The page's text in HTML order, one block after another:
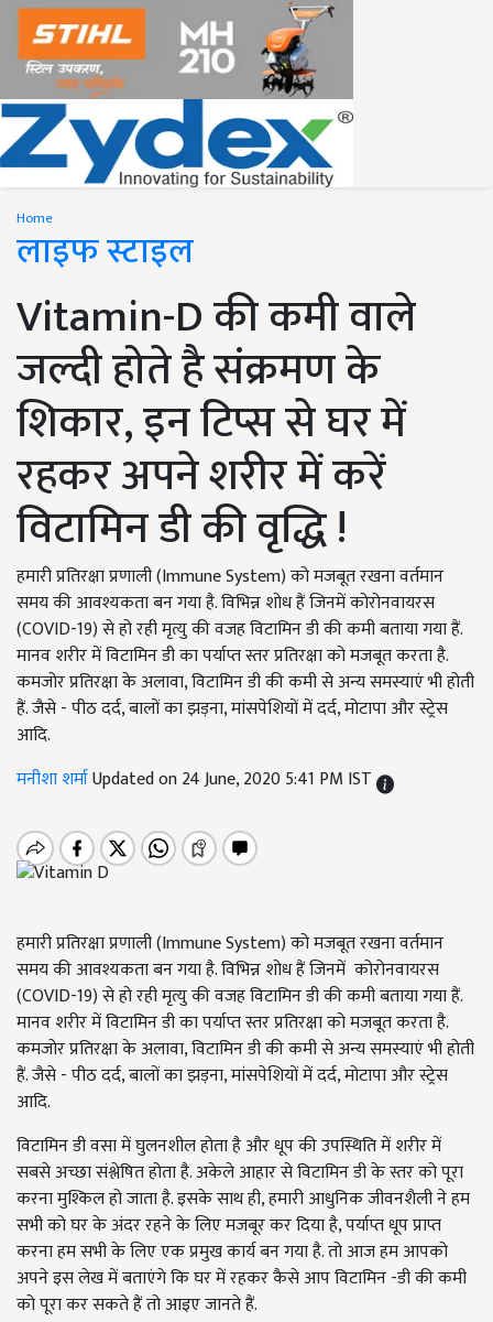
Home
लाइफ स्टाइल
Vitamin-D की कमी वाले
जल्दी होते है संक्रमण के
शिकार, इन टिप्स से घर में
रहकर अपने शरीर में करें
विटामिन डी की वृद्धि !
हमारी प्रतिरक्षा प्रणाली (Immune System) को मजबूत रखना वर्तमान
समय की आवश्यकता बन गया है. विभिन्न शोध हैं जिनमें कोरोनवायरस
(COVID-19) से हो रही मृत्यु की वजह विटामिन डी की कमी बताया गया हैं.
मानव शरीर में विटामिन डी का पर्याप्त स्तर प्रतिरक्षा को मजबूत करता है.
कमजोर प्रतिरक्षा के अलावा, विटामिन डी की कमी से अन्य समस्याएं भी होती
हैं. जैसे - पीठ दर्द, बालों का झड़ना, मांसपेशियों में दर्द, मोटापा और स्ट्रेस
आदि.
मनीशा शर्माUpdated on 24 June, 2020 5:41 PM IST
हमारी प्रतिरक्षा प्रणाली (Immune System) को मजबूत रखना वर्तमान
समय की आवश्यकता बन गया है. विभिन्न शोध हैं जिनमें कोरोनवायरस
(COVID-19) से हो रही मृत्यु की वजह विटामिन डी की कमी बताया गया हैं.
मानव शरीर में विटामिन डी का पर्याप्त स्तर प्रतिरक्षा को मजबूत करता है.
कमजोर प्रतिरक्षा के अलावा, विटामिन डी की कमी से अन्य समस्याएं भी होती
हैं. जैसे - पीठ दर्द, बालों का झड़ना, मांसपेशियों में दर्द, मोटापा और स्ट्रेस
आदि.
विटामिन डी वसा में घुलनशील होता है और धूप की उपस्थिति में शरीर में
सबसे अच्छा संश्लेषित होता है. अकेले आहार से विटामिन डी के स्तर को पूरा
करना मुश्किल हो जाता है. इसके साथ ही, हमारी आधुनिक जीवनशैली ने हम
सभी को घर के अंदर रहने के लिए मजबूर कर दिया है, पर्याप्त धूप प्राप्त
करना हम सभी के लिए एक प्रमुख कार्य बन गया है. तो आज हम आपको
अपने इस लेख में बताएंगे कि घर में रहकर कैसे आप विटामिन -डी की कमी
को पूरा कर सकते हैं तो आइए जानते हैं.